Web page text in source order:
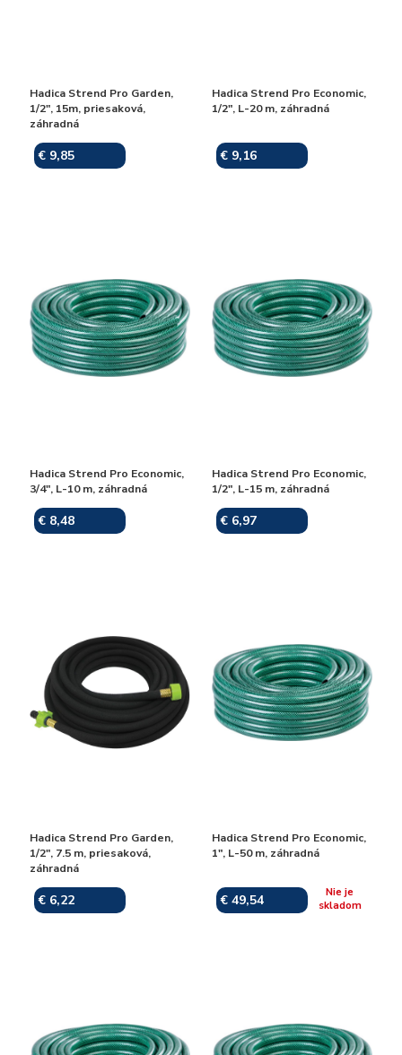
Hadica Strend Pro Garden,
1/2", 15m, priesaková,
záhradná
€ 9,85
Hadica Strend Pro Economic,
1/2", L-20 m, záhradná
€ 9,16
Hadica Strend Pro Economic,
3/4", L-10 m, záhradná
€ 8,48
Hadica Strend Pro Economic,
1/2", L-15 m, záhradná
€ 6,97
Hadica Strend Pro Garden,
1/2", 7.5 m, priesaková,
záhradná
€ 6,22
Hadica Strend Pro Economic,
1", L-50 m, záhradná
€ 49,54
Nie je
skladom